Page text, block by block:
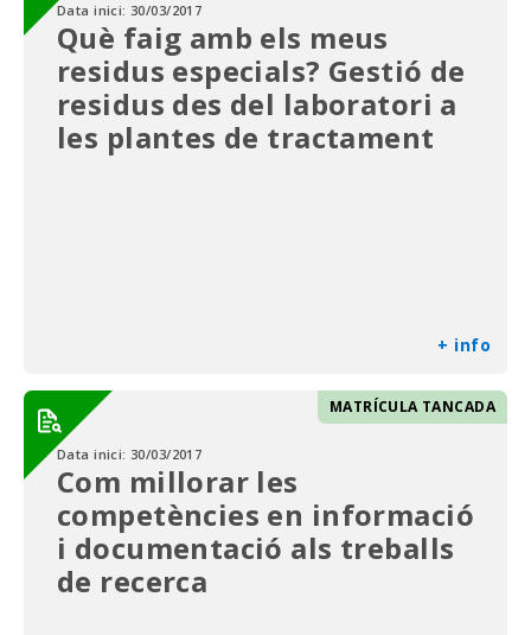
Data inici:30/03/2017
Què faig amb els meus
residus especials? Gestió de
residus des del laboratori a
les plantes de tractament
+ info
MATRÍCULA TANCADA
Data inici:30/03/2017
Com millorar les
competències en informació
i documentació als treballs
de recerca